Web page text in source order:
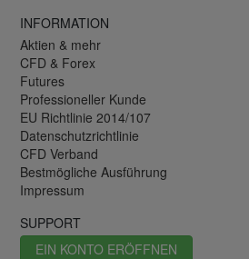
INFORMATION
Aktien & mehr
CFD & Forex
Futures
Professioneller Kunde
EU Richtlinie 2014/107
Datenschutzrichtlinie
CFD Verband
Bestmögliche Ausführung
Impressum
SUPPORT
EIN KONTO ERÖFFNEN